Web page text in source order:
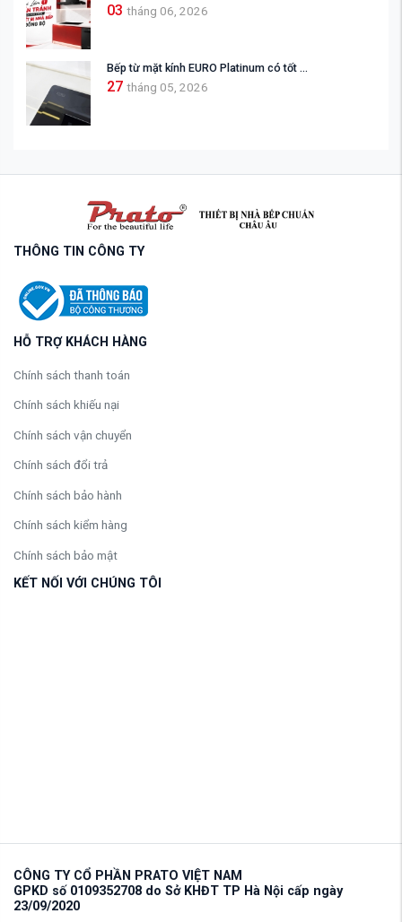
03 tháng 06, 2026
Bếp từ mặt kính EURO Platinum có tốt ...
27 tháng 05, 2026
THÔNG TIN CÔNG TY
HỖ TRỢ KHÁCH HÀNG
Chính sách thanh toán
Chính sách khiếu nại
Chính sách vận chuyển
Chính sách đổi trả
Chính sách bảo hành
Chính sách kiểm hàng
Chính sách bảo mật
KẾT NỐI VỚI CHÚNG TÔI
CÔNG TY CỔ PHẦN PRATO VIỆT NAM
GPKD số 0109352708 do Sở KHĐT TP Hà Nội cấp ngày
23/09/2020